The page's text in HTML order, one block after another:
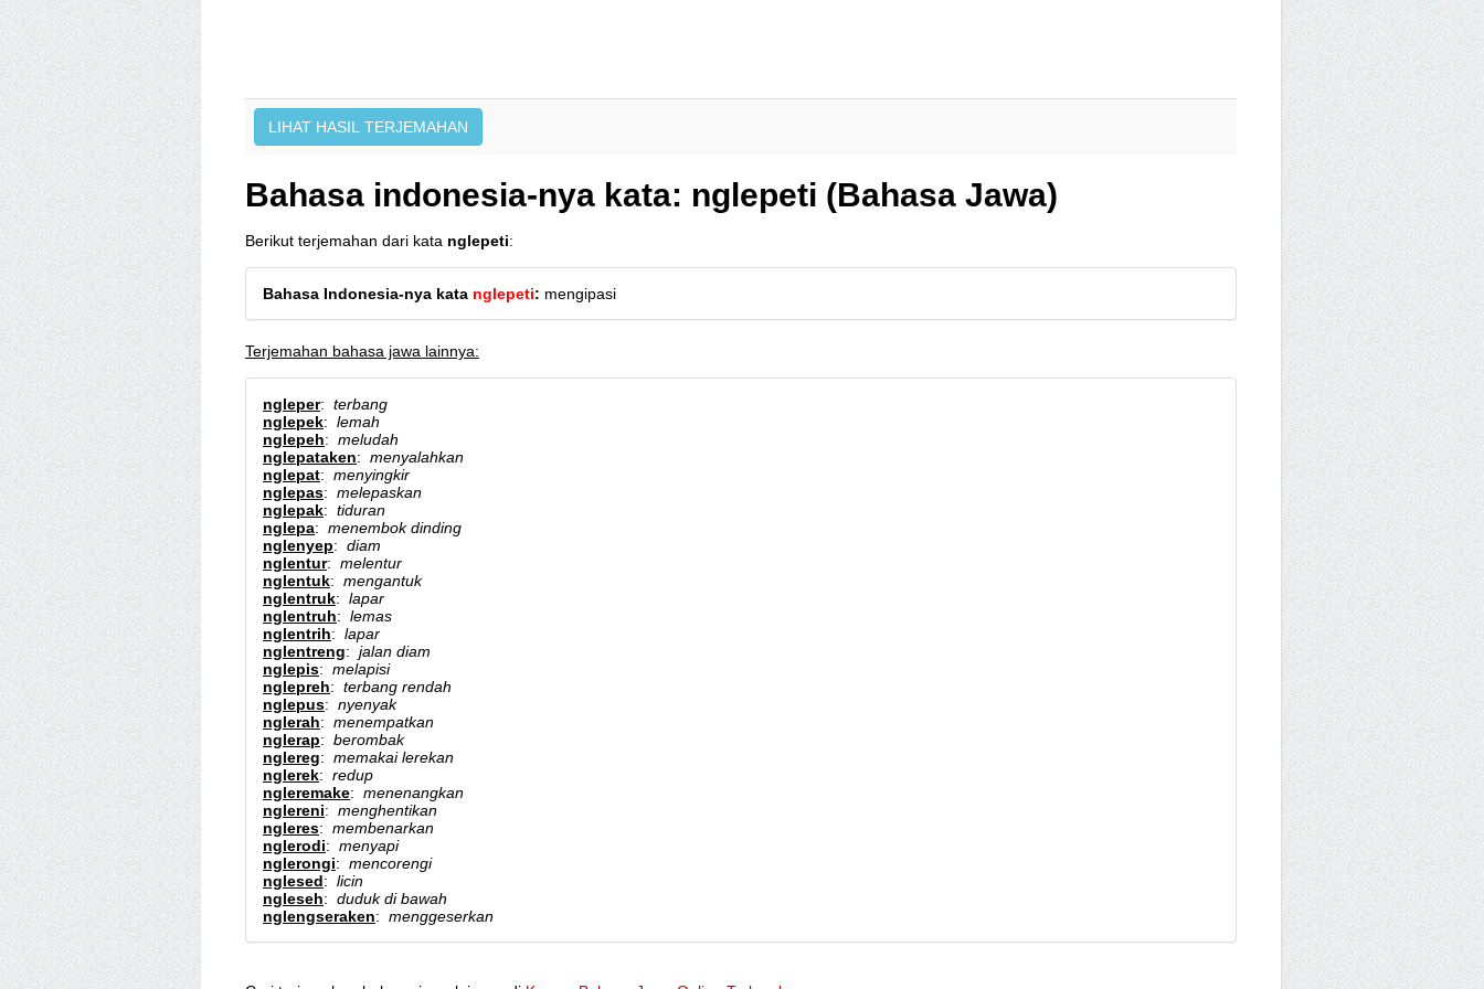
Bahasa indonesia-nya kata: nglepeti (Bahasa Jawa)
Berikut terjemahan dari kata nglepeti:
Bahasa Indonesia-nya kata nglepeti: mengipasi
Terjemahan bahasa jawa lainnya:
ngleper: terbang
nglepek: lemah
nglepeh: meludah
nglepataken: menyalahkan
nglepat: menyingkir
nglepas: melepaskan
nglepak: tiduran
nglepa: menembok dinding
nglenyep: diam
nglentur: melentur
nglentuk: mengantuk
nglentruk: lapar
nglentruh: lemas
nglentrih: lapar
nglentreng: jalan diam
nglepis: melapisi
nglepreh: terbang rendah
nglepus: nyenyak
nglerah: menempatkan
nglerap: berombak
nglereg: memakai lerekan
nglerek: redup
ngleremake: menenangkan
nglereni: menghentikan
ngleres: membenarkan
nglerodi: menyapi
nglerongi: mencorengi
nglesed: licin
ngleseh: duduk di bawah
nglengseraken: menggeserkan